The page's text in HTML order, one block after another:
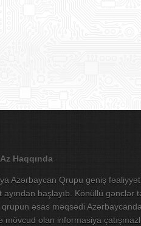
Haqqında
Azərbaycan Qrupu geniş
ayından başlayıb. Könüllü gənclər
qrupun əsas məqsədi
mövcud olan informasiya